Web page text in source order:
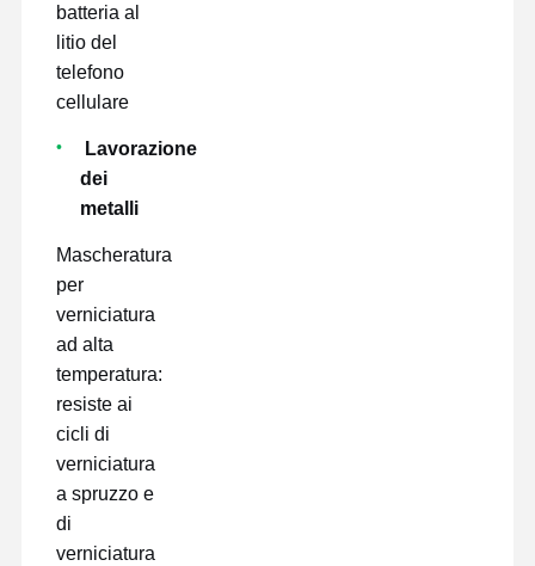
batteria al
litio del
telefono
cellulare
Lavorazione
dei
metalli
Mascheratura
per
verniciatura
ad alta
temperatura:
resiste ai
cicli di
verniciatura
a spruzzo e
di
verniciatura